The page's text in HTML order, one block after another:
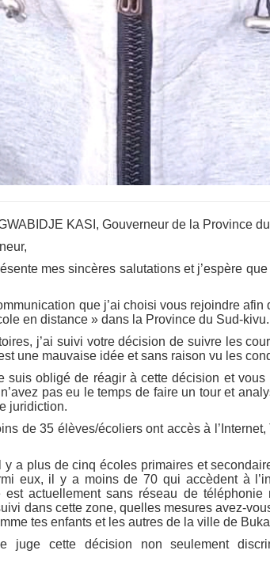
KASI, Gouverneur de la Province
mes sincères salutations et j’espère
que j’ai choisi vous rejoindre
en distance » dans la Province du Sud-kivu.
j’ai suivi votre décision de suivre les
une mauvaise idée et sans raison vu les
suis obligé de réagir à cette décision et vous
pas eu le temps de faire un tour et
juridiction.
de 35 élèves/écoliers ont accès à
y a plus de cinq écoles primaires et
eux, il y a moins de 70 qui accèdent à
est actuellement sans réseau de
dans cette zone, quelles mesures avez-
tes enfants et les autres de la ville de
juge cette décision non seulement